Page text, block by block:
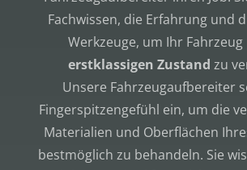
Fachwissen, die Erfahrung und
Werkzeuge, um Ihr Fahrzeug
erstklassigen Zustand zu
Unsere Fahrzeugaufbereiter
Fingerspitzengefühl ein, um die
Materialien und Oberflächen
bestmöglich zu behandeln. Sie